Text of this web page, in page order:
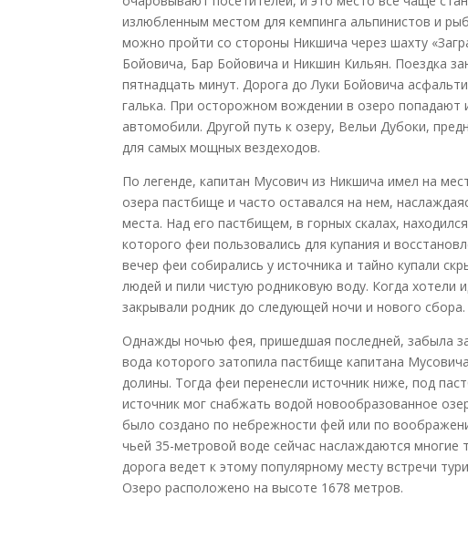
излюбленным местом для кемпинга альпинистов и
можно пройти со стороны Никшича через шахту
Бойовича, Бар Бойовича и Никшин Кильян. Поездка
пятнадцать минут. Дорога до Луки Бойовича
галька. При осторожном вождении в озеро попадают
автомобили. Другой путь к озеру, Вельи Дубоки,
для самых мощных вездеходов.
По легенде, капитан Мусович из Никшича имел на
озера пастбище и часто оставался на нем,
места. Над его пастбищем, в горных скалах,
которого феи пользовались для купания и
вечер феи собирались у источника и тайно купали
людей и пили чистую родниковую воду. Когда хотели
закрывали родник до следующей ночи и нового сбора.
Однажды ночью фея, пришедшая последней, забыла
вода которого затопила пастбище капитана
долины. Тогда феи перенесли источник ниже, под
источник мог снабжать водой новообразованное
было создано по небрежности фей или по
чьей 35-метровой воде сейчас наслаждаются многие
дорога ведет к этому популярному месту встречи
Озеро расположено на высоте 1678 метров.